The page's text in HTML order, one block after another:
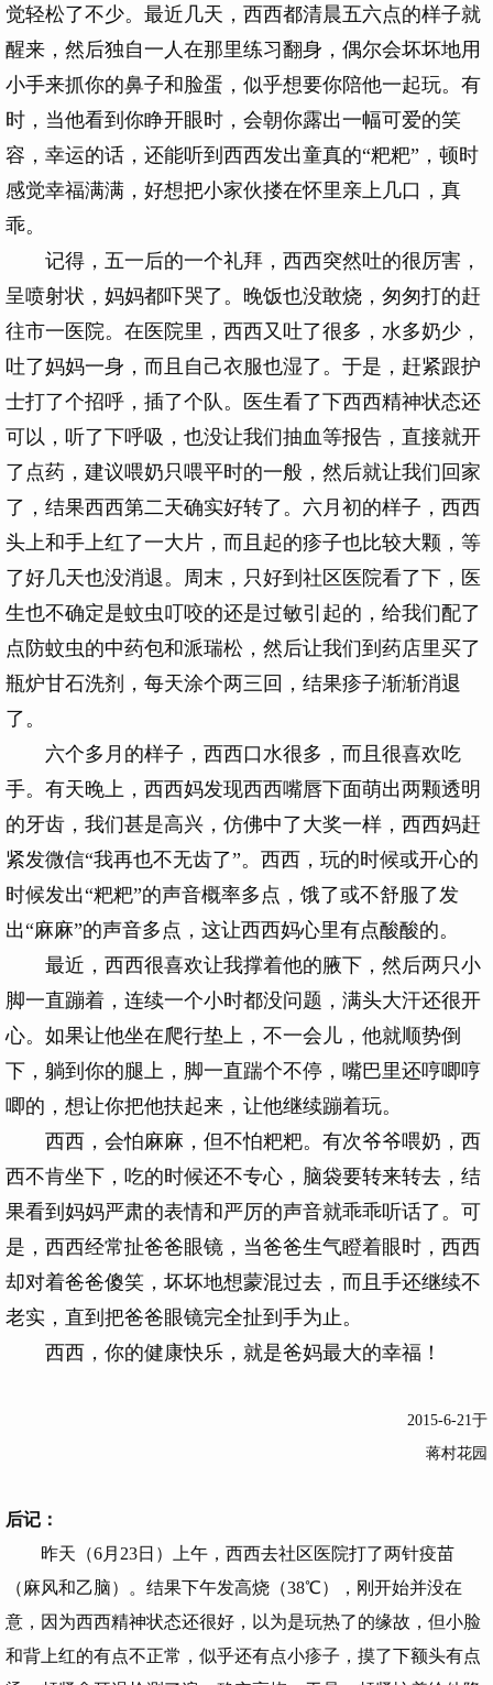
觉轻松了不少。最近几天，西西都清晨五六点的样子就
醒来，然后独自一人在那里练习翻身，偶尔会坏坏地用
小手来抓你的鼻子和脸蛋，似乎想要你陪他一起玩。有
时，当他看到你睁开眼时，会朝你露出一幅可爱的笑
容，幸运的话，还能听到西西发出童真的“粑粑”，顿时
感觉幸福满满，好想把小家伙搂在怀里亲上几口，真
乖。
记得，五一后的一个礼拜，西西突然吐的很厉害，
呈喷射状，妈妈都吓哭了。晚饭也没敢烧，匆匆打的赶
往市一医院。在医院里，西西又吐了很多，水多奶少，
吐了妈妈一身，而且自己衣服也湿了。于是，赶紧跟护
士打了个招呼，插了个队。医生看了下西西精神状态还
可以，听了下呼吸，也没让我们抽血等报告，直接就开
了点药，建议喂奶只喂平时的一般，然后就让我们回家
了，结果西西第二天确实好转了。六月初的样子，西西
头上和手上红了一大片，而且起的疹子也比较大颗，等
了好几天也没消退。周末，只好到社区医院看了下，医
生也不确定是蚊虫叮咬的还是过敏引起的，给我们配了
点防蚊虫的中药包和派瑞松，然后让我们到药店里买了
瓶炉甘石洗剂，每天涂个两三回，结果疹子渐渐消退
了。
六个多月的样子，西西口水很多，而且很喜欢吃
手。有天晚上，西西妈发现西西嘴唇下面萌出两颗透明
的牙齿，我们甚是高兴，仿佛中了大奖一样，西西妈赶
紧发微信“我再也不无齿了”。西西，玩的时候或开心的
时候发出“粑粑”的声音概率多点，饿了或不舒服了发
出“麻麻”的声音多点，这让西西妈心里有点酸酸的。
最近，西西很喜欢让我撑着他的腋下，然后两只小
脚一直蹦着，连续一个小时都没问题，满头大汗还很开
心。如果让他坐在爬行垫上，不一会儿，他就顺势倒
下，躺到你的腿上，脚一直踹个不停，嘴巴里还哼唧哼
唧的，想让你把他扶起来，让他继续蹦着玩。
西西，会怕麻麻，但不怕粑粑。有次爷爷喂奶，西
西不肯坐下，吃的时候还不专心，脑袋要转来转去，结
果看到妈妈严肃的表情和严厉的声音就乖乖听话了。可
是，西西经常扯爸爸眼镜，当爸爸生气瞪着眼时，西西
却对着爸爸傻笑，坏坏地想蒙混过去，而且手还继续不
老实，直到把爸爸眼镜完全扯到手为止。
西西，你的健康快乐，就是爸妈最大的幸福！
2015-6-21于
蒋村花园
后记：
昨天（6月23日）上午，西西去社区医院打了两针疫苗
（麻风和乙脑）。结果下午发高烧（38℃），刚开始并没在
意，因为西西精神状态还很好，以为是玩热了的缘故，但小脸
和背上红的有点不正常，似乎还有点小疹子，摸了下额头有点